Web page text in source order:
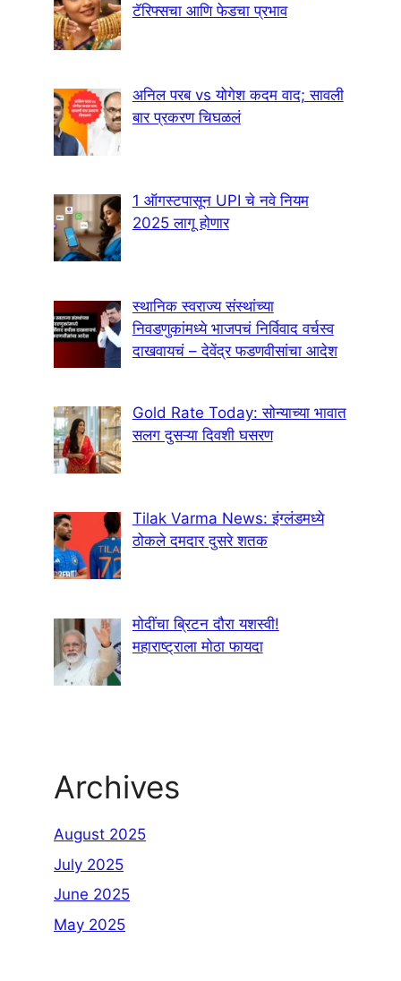
टॅरिफ्सचा आणि फेडचा प्रभाव
अनिल परब vs योगेश कदम वाद; सावली
बार प्रकरण चिघळलं
1 ऑगस्टपासून UPI चे नवे नियम
2025 लागू होणार
स्थानिक स्वराज्य संस्थांच्या
निवडणुकांमध्ये भाजपचं निर्विवाद वर्चस्व
दाखवायचं – देवेंद्र फडणवीसांचा आदेश
Gold Rate Today: सोन्याच्या भावात
सलग दुसऱ्या दिवशी घसरण
Tilak Varma News: इंग्लंडमध्ये
ठोकले दमदार दुसरे शतक
मोदींचा ब्रिटन दौरा यशस्वी!
महाराष्ट्राला मोठा फायदा
Archives
August 2025
July 2025
June 2025
May 2025